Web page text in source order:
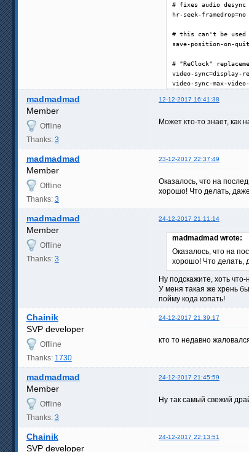
# fixes audio desync
hr-seek-framedrop=no
# this can't be used
save-position-on-
# "ReClock"
video-sync=display-
video-sync-max-video-
madmadmad 12-12-2017 16:41:38
Member
Offline
Thanks: 3
Может кто-то знает, как
madmadmad 23-12-2017 22:37:49
Member
Offline
Thanks: 3
Оказалось, что на
хорошо! Что делать,
madmadmad 24-12-2017 21:11:14
Member
Offline
Thanks: 3
madmadmad wrote:
Оказалось, что на
хорошо! Что делать,
Ну подскажите, хоть
У меня такая же хрень
пойму кода копать!
Chainik 24-12-2017 21:39:17
SVP developer
Offline
Thanks: 1730
кто то недавно
madmadmad 24-12-2017 21:45:59
Member
Offline
Thanks: 3
Ну так самый свежий
Chainik 24-12-2017 22:13:51
SVP developer